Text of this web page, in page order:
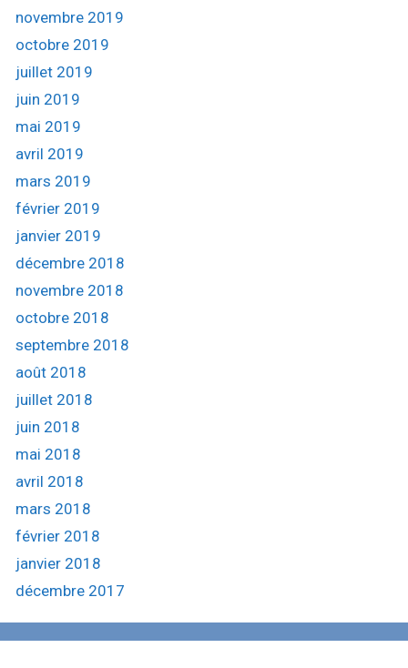
novembre 2019
octobre 2019
juillet 2019
juin 2019
mai 2019
avril 2019
mars 2019
février 2019
janvier 2019
décembre 2018
novembre 2018
octobre 2018
septembre 2018
août 2018
juillet 2018
juin 2018
mai 2018
avril 2018
mars 2018
février 2018
janvier 2018
décembre 2017